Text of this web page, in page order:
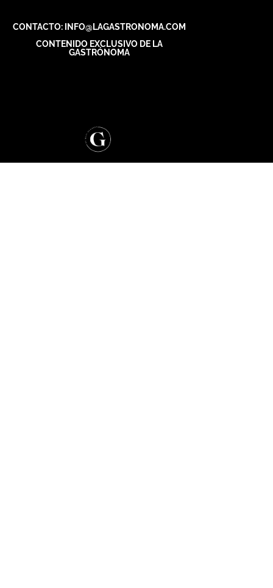
CONTACTO: INFO@LAGASTRONOMA.COM
CONTENIDO EXCLUSIVO DE LA
GASTRÓNOMA